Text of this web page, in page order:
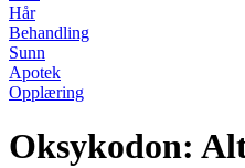
Hår
Behandling
Sunn
Apotek
Opplæring
Oksykodon: